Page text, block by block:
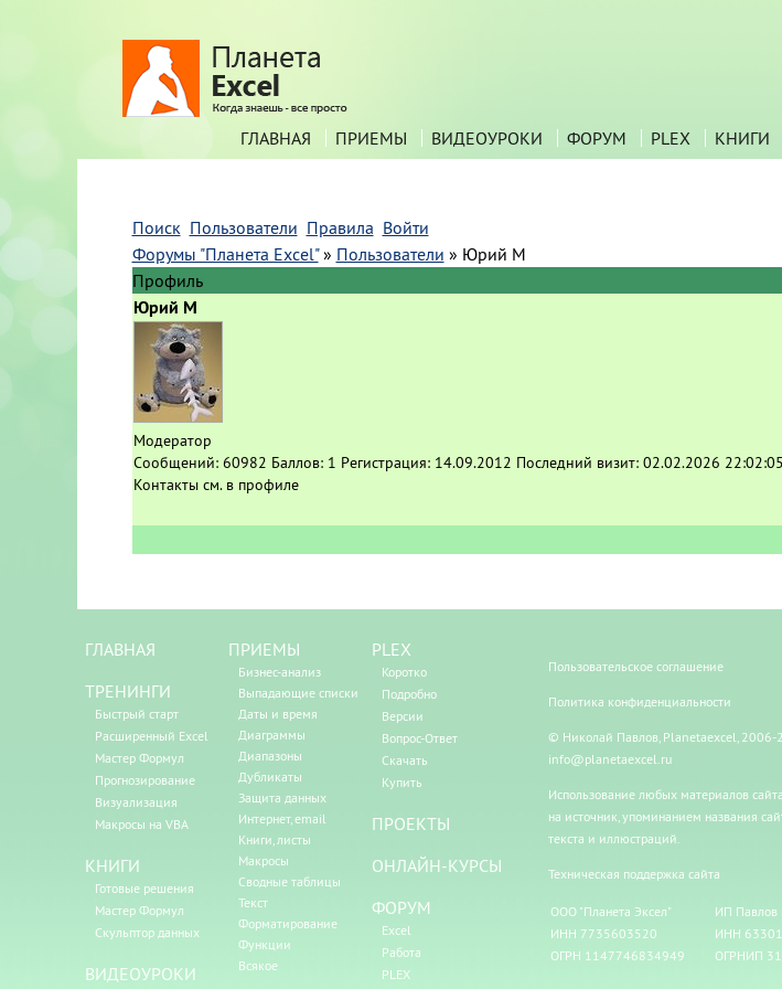
ГЛАВНАЯ ПРИЕМЫ ВИДЕОУРОКИ ФОРУМ PLEX КНИГИ
Поиск Пользователи Правила Войти
Форумы "Планета Excel" » Пользователи » Юрий М
Профиль
Юрий М
Модератор
Сообщений: 60982 Баллов: 1 Регистрация: 14.09.2012 Последний визит: 02.02.2026 22:02:05
Контакты см. в профиле
ГЛАВНАЯ
ТРЕНИНГИ
Быстрый старт
Расширенный Excel
Мастер Формул
Прогнозирование
Визуализация
Макросы на VBA
КНИГИ
Готовые решения
Мастер Формул
Скульптор данных
ВИДЕОУРОКИ
ПРИЕМЫ
Бизнес-анализ
Выпадающие списки
Даты и время
Диаграммы
Диапазоны
Дубликаты
Защита данных
Интернет, email
Книги, листы
Макросы
Сводные таблицы
Текст
Форматирование
Функции
Всякое
PLEX
Коротко
Подробно
Версии
Вопрос-Ответ
Скачать
Купить
ПРОЕКТЫ
ОНЛАЙН-КУРСЫ
ФОРУМ
Excel
Работа
PLEX
Пользовательское соглашение
Политика конфиденциальности
© Николай Павлов, Planetaexcel, 2006-
info@planetaexcel.ru
Использование любых материалов
на источник, упоминанием названия
текста и иллюстраций.
Техническая поддержка сайта
ООО "Планета Эксел"
ИНН 7735603520
ОГРН 1147746834949
ИП Павлов
ИНН
ОГРНИП